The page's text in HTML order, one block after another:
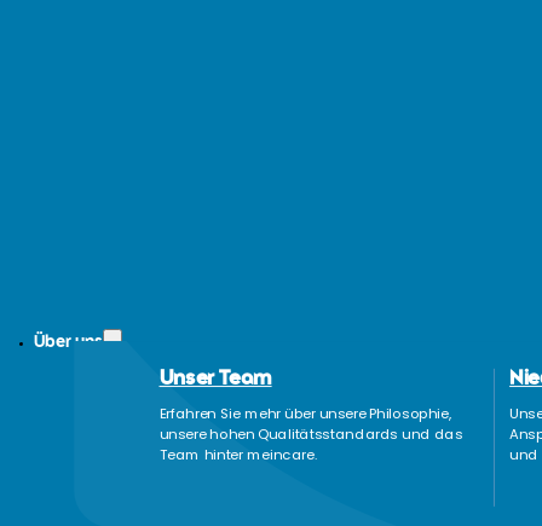
Über uns
Unser Team
Erfahren Sie mehr über unsere Philosophie,
unsere hohen Qualitätsstandards und das
Team hinter meincare. und